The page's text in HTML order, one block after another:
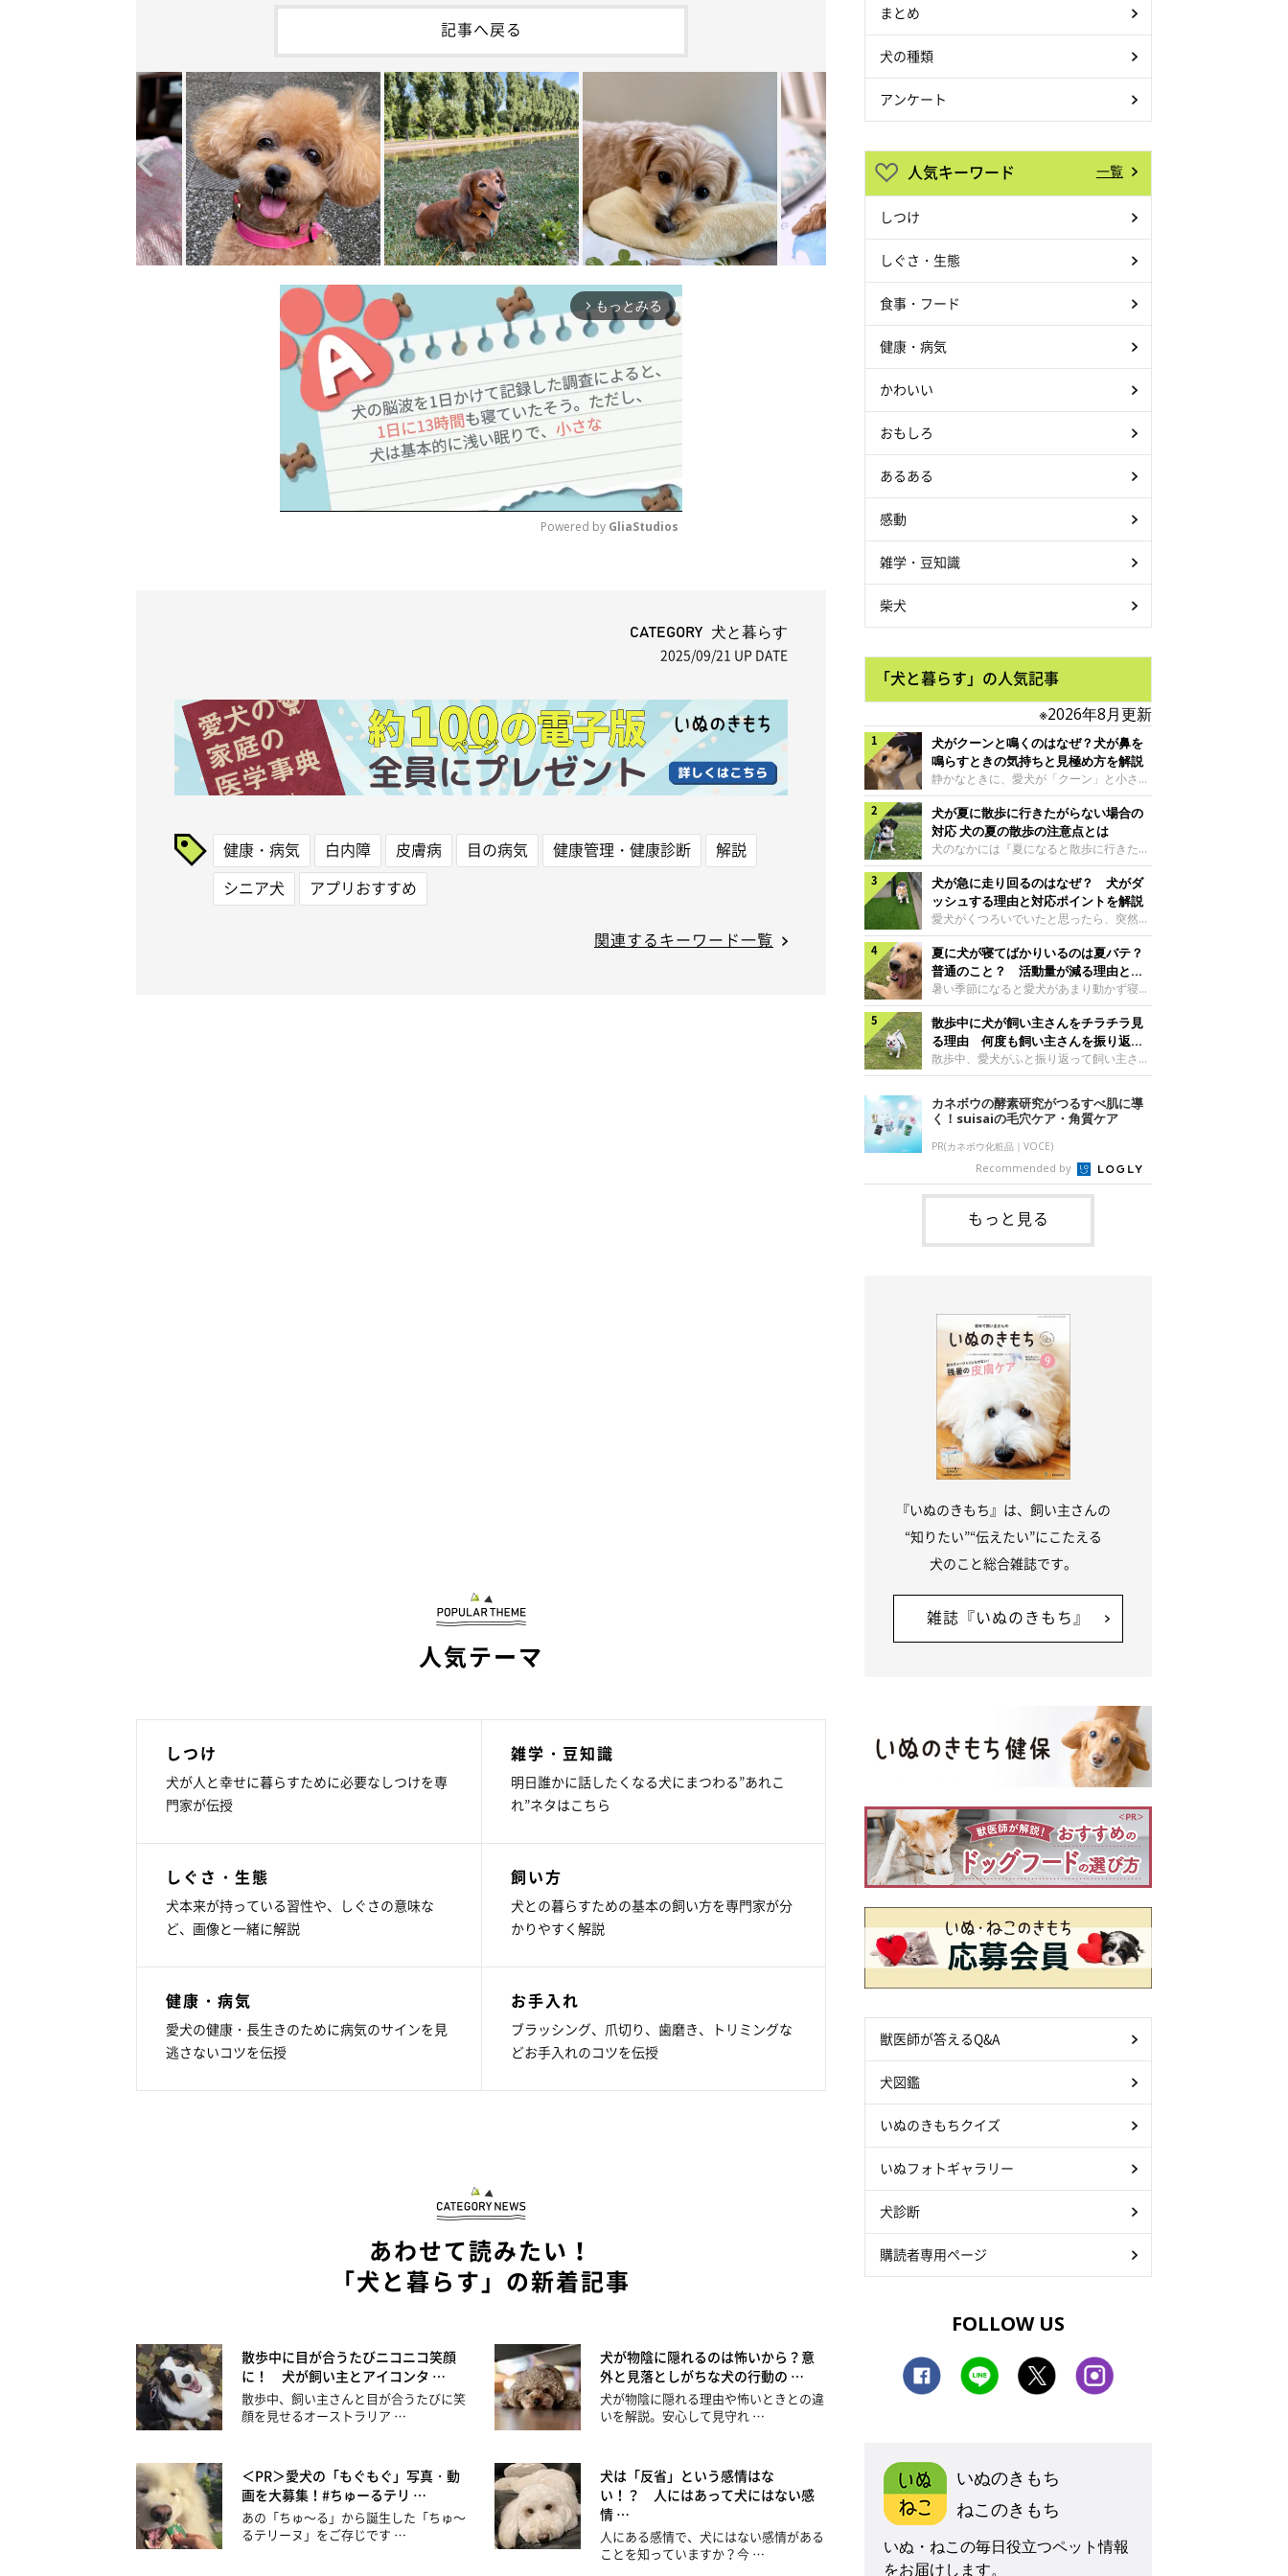
記事へ戻る
arrow_forward_ios もっとみる
Powered by GliaStudios
CATEGORY 犬と暮らす
2025/09/21 UP DATE
健康・病気 白内障 皮膚病 目の病気 健康管理・健康診断
解説
シニア犬
アプリおすすめ
関連するキーワード一覧
人気テーマ
しつけ
犬が人と幸せに暮らすために必要なしつけを専
門家が伝授
雑学・豆知識
明日誰かに話したくなる犬にまつわる”あれこ
れ”ネタはこちら
しぐさ・生態
犬本来が持っている習性や、しぐさの意味な
ど、画像と一緒に解説
飼い方
犬との暮らすための基本の飼い方を専門家が分
かりやすく解説
健康・病気
愛犬の健康・長生きのために病気のサインを見
逃さないコツを伝授
お手入れ
ブラッシング、爪切り、歯磨き、トリミングな
どお手入れのコツを伝授
あわせて読みたい！
「犬と暮らす」の新着記事
散歩中に目が合うたびニコニコ笑顔
に！ 犬が飼い主とアイコンタ …
散歩中、飼い主さんと目が合うたびに笑
顔を見せるオーストラリア …
犬が物陰に隠れるのは怖いから？意
外と見落としがちな犬の行動の …
犬が物陰に隠れる理由や怖いときとの違
いを解説。安心して見守れ …
＜PR＞愛犬の「もぐもぐ」写真・動
画を大募集！#ちゅーるテリ …
あの「ちゅ～る」から誕生した「ちゅ～
るテリーヌ」をご存じです …
犬は「反省」という感情はな
い！？ 人にはあって犬にはない感
情 …
人にある感情で、犬にはない感情がある
ことを知っていますか？今 …
まとめ
犬の種類
アンケート
人気キーワード 一覧
しつけ
しぐさ・生態
食事・フード
健康・病気
かわいい
おもしろ
あるある
感動
雑学・豆知識
柴犬
「犬と暮らす」の人気記事
※2026年8月更新
犬がクーンと鳴くのはなぜ？犬が鼻を
鳴らすときの気持ちと見極め方を解説
静かなときに、愛犬が「クーン」と小さく
鳴いたり、鼻を鳴らすような音を出したり
することはありませんか？ 大きく吠える
わけではない分、「不安なの？それとも何
かお願いしているの？」と気になる飼い主
さんもいるかもしれません。今回は、犬が
クーンと鳴く理由や鼻鳴らしの背景、見極
め方と対応のポイントなどについて、いぬ
のきもち獣医師相談室の原 駿太朗先生に
伺いました。クーンと鳴くのはどんな気持
ち？いぬのきもち投稿写真ギャラリー犬が
クーンと小さく鳴くときは、何らかの感情
を伝えようとしている場合があると考えら
れています。大
犬が夏に散歩に行きたがらない場合の
対応 犬の夏の散歩の注意点とは
犬のなかには『夏になると散歩に行きたが
らない、歩かなくなる』『暑い季節は散歩
の気配を察すると涼しい部屋から出ようと
しない』など散歩に行きたがらないコもい
るようです。愛犬の運動をさせてあげたい
のに、散歩に行きたがらない。このような
場合はどう対応すればよいのでしょうか？
「愛犬が夏に散歩に行きたがらない場合の
対応」について、いぬのきもち獣医師相談
室の白山さとこ先生に聞きました。Q.夏に
犬の散歩に行くときの注意点は？ いぬの
きもち投稿写真ギャラリーーー夏に愛犬と
散歩に行くときは、どのようなことに注意
をするとよい
犬が急に走り回るのはなぜ？ 犬がダ
ッシュする理由と対応ポイントを解説
愛犬がくつろいでいたと思ったら、突然部
屋の中を走り回り始める――そんな様子に
驚いたことはありませんか？ 急な動きに
「何が起きているの？」と戸惑う飼い主さ
んも多いでしょう。落ち着いていたはずな
のに、急にスイッチが入ったように見える
と不安になることもあります。今回は、犬
が急に走り回る理由や見極め方などについ
て、いぬのきもち獣医師相談室の岡本りさ
先生に伺いました。犬が急に走り回るのは
ラリー犬が突然走り回る行動は、必ずしも
珍しいものではないと考えられています。
体にたまったエ
夏に犬が寝てばかりいるのは夏バテ？
普通のこと？ 活動量が減る理由と対
策とは
暑い季節になると愛犬があまり動かず寝て
ばかりだと感じる飼い主さんはいません
か？その様子に、愛犬が夏バテで疲れてい
るのか、元気がないのかなど不安に感じる
方もいるのではないかと思います。 で
は、犬が寝てばかりいるときに対処が必要
かを見極める方法はあるのでしょうか？
「犬の活動量が夏に減る理由と対策」につ
いて、いぬのきもち獣医師相談室の山口み
き先生に話を聞きました。Q. 夏に犬の活
動量が減る理由は？ いぬのきもち投稿写
真ギャラリーーー夏に愛犬の活動量が減る
と感じる飼い主さんもいるようです。理由
としてどのようなこ
散歩中に犬が飼い主さんをチラチラ見
る理由 何度も飼い主さんを振り返る
のはなぜ？
散歩中、愛犬がふと振り返って飼い主さん
の様子を確認する…そんな場面に心当たり
はありませんか？ 何度もチラチラ見られ
ると、「何か気になることがあるの？」
「ちゃんと歩けているかな」と不安になる
ことがあるかもしれません。愛犬が歩きな
がら飼い主さんを振り返るしぐさには、ど
んな気持ちが隠れているのでしょうか。今
回は、犬が散歩中に飼い主さんを確認する
理由や注意すべきサインの見極めかた、対
応のポイントなどについて、いぬのきもち
獣医師相談室の原 駿太朗先生に伺いまし
カネボウの酵素研究がつるすべ肌に導
く！suisaiの毛穴ケア・角質ケア
PR(カネボウ化粧品｜VOCE)
Recommended by
もっと見る
『いぬのきもち』は、飼い主さんの
“知りたい”“伝えたい”にこたえる
犬のこと総合雑誌です。
雑誌『いぬのきもち』
獣医師が答えるQ&A
犬図鑑
いぬのきもちクイズ
いぬフォトギャラリー
犬診断
購読者専用ページ
FOLLOW US
いぬのきもち
ねこのきもち
いぬ・ねこの毎日役立つペット情報
をお届けします。